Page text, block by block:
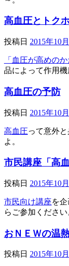
高血圧とトク
投稿日 2015年10
「血圧が高めのか
品によって作用機
高血圧の予防
投稿日 2015年10
高血圧って意外
よ。
市民講座「高
投稿日 2015年10
市民向け講座を
らご参加ください
おＮＥＷの温
投稿日 2015年10